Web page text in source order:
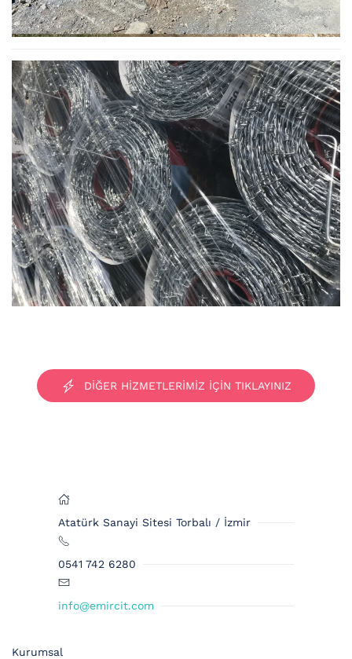
DİĞER HİZMETLERİMİZ İÇİN TIKLAYINIZ
Atatürk Sanayi Sitesi Torbalı / İzmir
0541 742 6280
info@emircit.com
Kurumsal